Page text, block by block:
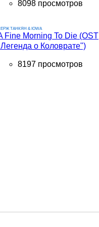
8098 просмотров
ТАНКЯН & IOWA
Fine Morning To Die (OST
о Коловрате")
8197 просмотров